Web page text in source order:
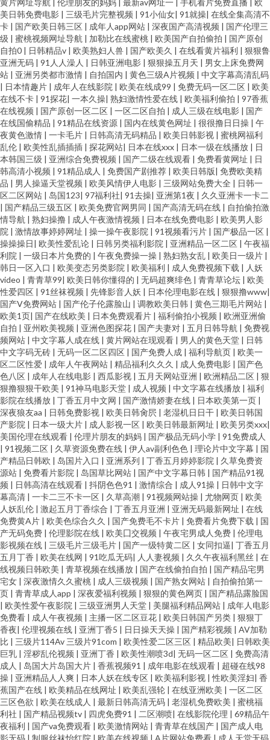
黄片网址导航 伦理朋友的妈妈 最新av网址一 手机看片免费直播
欧
美日韩免费电影 | 三级毛片完整视频 | 91小仙女| 91就操| 在线全集高清不
卡 | 国产欧美日韩三区 | 成年人app网站 | 深夜国产高清视频 | 国产伦理三
级 | 蜜桃视频网址导航 | 加勒比在线蜜桃 | 欧美国产自拍偷拍 | 国产原创
自拍0 | 日韩精品v | 欧美熟妇人兽 | 国产欧美久 | 在线看黄片福利 | 狠狠鲁
亚洲无码 | 91人人澡人 | 日韩亚洲电影 | 狠狠操五月天 | 男女上床免费网
站 | 亚洲另类都市激情 | 自拍国内 | 黄色三级A片视频 | 中文字幕高清乱码
| 日本情趣片 | 成年人在线影院 | 欧美在线成99 | 免费无码一区二区 | 欧美
在线不卡 | 91探花| 一本久操| 熟妇激情性爱在线 | 欧美福利偷拍 | 97香蕉
在线视频 | 国产原创一区二区 | 一区二区自拍 | 成人三级在线电影 | 国产
在线国偷精品 | 91精品在线资源 | 国内在线黄色网址 | 很很撸日日操 | 午
夜黄色激情 | 一卡毛片 | 日韩高清无码精品 | 欧美日韩影视 | 蜜桃网福利
乱伦 | 欧美性乱插插插 | 探花网站| 日本在线xxx | 日本一级在线播放 | 日
本韩国三级 | 亚洲综合免费视频 | 国产二级在线观看 | 免费看黄网址 | 日
韩高清小视频 | 91精品成人 | 免费国产剧推荐 | 欧美日韩版| 免费欧美精
品 | 男人操逼天堂视频 | 欧美风情伊人电影 | 三级网站免费大全 | 日韩一
区二区网站 | 岛国123| 97福利社| 91去操| 亚洲第1夜 | 久久亚洲卡一卡二
| 国产精品三级五区 | 欧美免费官网男同 | 国产高清无码在线 | 自拍偷拍激
情导航 | 熟妇操撸 | 成人午夜激情视频 | 日本在线免费电影 | 欧美男人影
院 | 激情故事婷婷网址 | 操一操午夜影院 | 91视频看污片 | 国产极品一区 |
操操操日| 欧美性爱乱论 | 日韩另类福利影院 | 亚洲精品一区二区 | 午夜福
利院 | 一级日本片免费的 | 午夜免费操一操 | 熟妇熟女乱 | 欧美日一级片 |
韩日一区入口 | 欧美变态另类影院 | 欧美福利 | 成人免费视频下载 | 人妖
video | 青青草99| 欧美日韩你懂得的 | 无码超爽绯色 | 青青草论坛 | 欧美
性爱四区 | 91丝袜视频 | 先锋影音人妖 | 日本伦理电影在线 | 狠狠撸www|
国产V免费网站 | 国产伦子伦露脸山 | 调教欧美日韩 | 黄色三期毛片网站 |
欧美1页| 国产在线欧美 | 日本免费观看片 | 福利偷拍小视频 | 欧洲亚洲偷
自拍 | 亚州欧美视频 | 亚洲色图探花 | 国产夫妻对 | 五月日韩导航 | 免费视
频网站 | 中文字幕人成在线 | 黄片网站在现观看 | 男人的黄色天堂 | 日韩
中文字码无砖 | 无码一区二区四区 | 国产免费人成 | 福利导航页 | 欧美一
区二区性爱 | 成年人午夜网站 | 精品福利久久久 | 成人免费电影 | 国产色
色八区 | 成年人在线电影 | 西瓜影视 | 五月天网站亚洲 | 欧洲精品二区 | 狠
狠撸狠狠干欧美 | 91神马电影天堂 | 成人视频 | 中文字幕在线播放 | 福利
影院在线播放 | 丁香五月中文网 | 国产激情娇妻在线 | 日本欧美第一页 |
深夜狼友aa | 日韩免费影视 | 欧美日韩肏屄 | 老湿机日日干 | 欧美日韩国
产影院 | 日本一级大片 | 成人影视一区 | 欧美日韩最新网址 | 欧美另类xxx|
美国伦理在线观看 | 伦理片朋友的妈妈 | 国产极品无码小学 | 91免费成人
| 91视频二区 | 久草资源免费在线 | 伊人av副利色色 | 理论片中文字幕 | 国
产精品日韩欧 | 岛国片入口 | 亚洲系列 | 丁香五月婷婷影院 | 久草免费资
源站 | 免费看片影院 | 岛国草比网站 | 国产中文字幕日韩 | 国产精品91视
频 | 日韩高清在线观看 | 抖阴色色91 | 激情综合 | 成人91操 | 日韩中文字
幕高清 | 一卡二三不卡一区 | 久草高潮 | 91视频网站操 | 尤物网页 | 欧美
人妖乱伦 | 激起五月丁香综合 | 丁香五月亚洲 | 亚洲无码最新网址 | 在线
免费黄A片 | 欧美色综合久久 | 国产免费毛不卡片 | 免费看片免费下载 | 国
产无码免费 | 伦理影院在线 | 欧美囗交视频 | 午夜宅男成人免费 | 伦理电
影视频在线 | 三级毛片三级毛片 | 国产一级特黄二区 | 女同扣逼| 丁香五月
五月丁香 | 欧美在线网 | 91吃瓜无码| 人人妻视频 | 久久午夜福利黑丝 | 在
线视频日韩欧美 | 青草视频在线播放 | 国产在线偷拍自拍 | 国产精品宅男
宅女 | 深夜激情久久蜜桃 | 成人三级视频 | 国产熟女网站 | 自拍偷拍第一
页 | 青青草成人app | 深夜爱福利视频 | 狠狠的黄色网页 | 国产精品露脸国
| 欧美性爱午夜影院 | 三级亚洲男人天堂 | 美腿福利精品网站 | 成年人电影
免费看 | 成人午夜视频 | 主播一区二区豆花 | 欧美日韩国产另类 | 狠狠丁
香夜| 伦理视频在线 | 亚洲丁香5 | 日日操天天操 | 国产精彩视频 | AV加勒
比 | 三级片114Av 三级片91com | 欧美性爱二区三区 | 精品欧美| 日韩欧美
巨乳 | 淫秽乱伦视频 | 亚洲丁香 | 欧美性潮喷3d| 无码一区二区 | 免费高清
成人 | 岛国大片岛国大片 | 香蕉视频91 | 成年电影在线观看 | 超碰在线98
操 | 亚洲精品人人爽 | 日本人妖在线专区 | 欧美福利影视 |性欧美淫妇| 香
蕉国产在线 | 欧美精品在线网址 | 欧美乱强轮 | 在线亚洲欧美 | 一区二区
三区色欲 | 欧美在线成人 | 最新日韩高清无码 | 老湿机免费欧美 | 蜜桃福
利社 | 国产精品视频tv | 四虎免费91 | 二区潮喷| 在线影院伦理 | 69精品午
夜福利 | 国产va免费观看 | 欧美激情网站 | 青青草在线国产 | 国产成人电
影无码 | 制服丝袜怡红院 | 欧美在线视频 | A片网站免费看 | 成人天堂无码